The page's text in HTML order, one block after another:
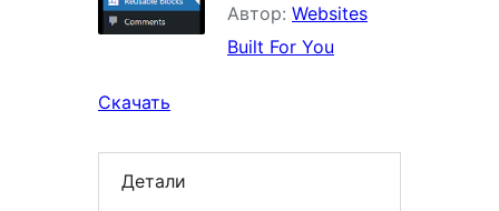
Автор: Websites
Built For You
Скачать
Детали